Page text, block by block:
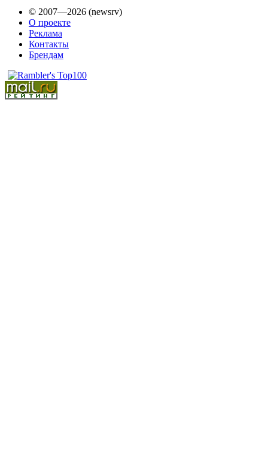
© 2007—2026 (newsrv)
О проекте
Реклама
Контакты
Брендам